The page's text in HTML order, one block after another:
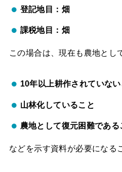
登記地目：畑
課税地目：畑
この場合は、現在も農地とし
10年以上耕作されていない
山林化していること
農地として復元困難である
などを示す資料が必要になる